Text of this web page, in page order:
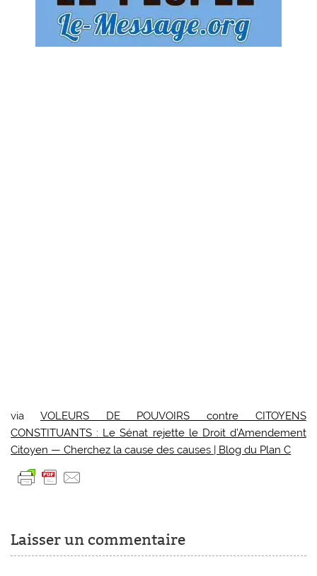
via VOLEURS DE POUVOIRS contre CITOYENS
CONSTITUANTS : Le Sénat rejette le Droit d’Amendement
Citoyen — Cherchez la cause des causes | Blog du Plan C
Laisser un commentaire